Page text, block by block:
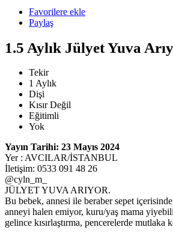
Favorilere ekle
Paylaş
1.5 Aylık Jülyet Yuva
Tekir
1 Aylık
Dişi
Kısır Değil
Eğitimli
Yok
Yayın Tarihi: 23 Mayıs 2024
Yer : AVCILAR/İSTANBUL
İletişim: 0533 091 48 26
@cyln_m_
JÜLYET YUVA ARIYOR.
Bu bebek, annesi ile beraber sepet
anneyi halen emiyor, kuru/yaş mama
gelince kısırlaştırma, pencerelerde